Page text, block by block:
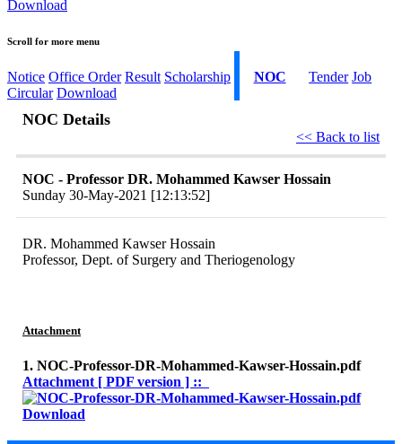
Download
Scroll for more menu
Notice Office Order Result Scholarship NOC Tender Job
Circular Download
NOC Details
<< Back to list
NOC - Professor DR. Mohammed Kawser Hossain
Sunday 30-May-2021 [12:13:52]
DR. Mohammed Kawser Hossain
Professor, Dept. of Surgery and Theriogenology
Attachment
1. NOC-Professor-DR-Mohammed-Kawser-Hossain.pdf
Attachment [ PDF version ] ::
Download